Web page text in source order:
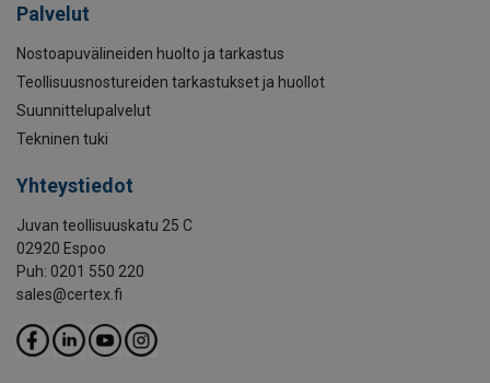
Palvelut
Nostoapuvälineiden huolto ja tarkastus
Teollisuusnostureiden tarkastukset ja huollot
Suunnittelupalvelut
Tekninen tuki
Yhteystiedot
Juvan teollisuuskatu 25 C
02920 Espoo
Puh: 0201 550 220
sales@certex.fi